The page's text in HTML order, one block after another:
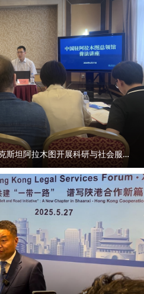
国际法学院张光耀博士在哈萨克斯坦阿拉木图开展科研与社会服务活动